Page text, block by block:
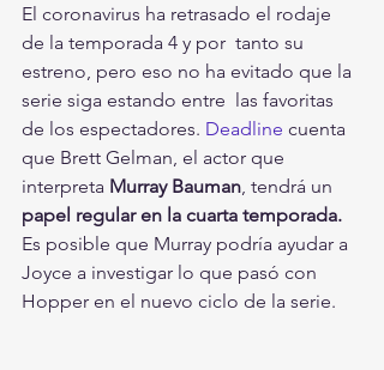
El coronavirus ha retrasado el rodaje
de la temporada 4 y por  tanto su
estreno, pero eso no ha evitado que la
serie siga estando entre  las favoritas
de los espectadores. Deadline cuenta
que Brett Gelman, el actor que
interpreta Murray Bauman, tendrá un
papel regular en la cuarta temporada.
Es posible que Murray podría ayudar a
Joyce a investigar lo que pasó con
Hopper en el nuevo ciclo de la serie.